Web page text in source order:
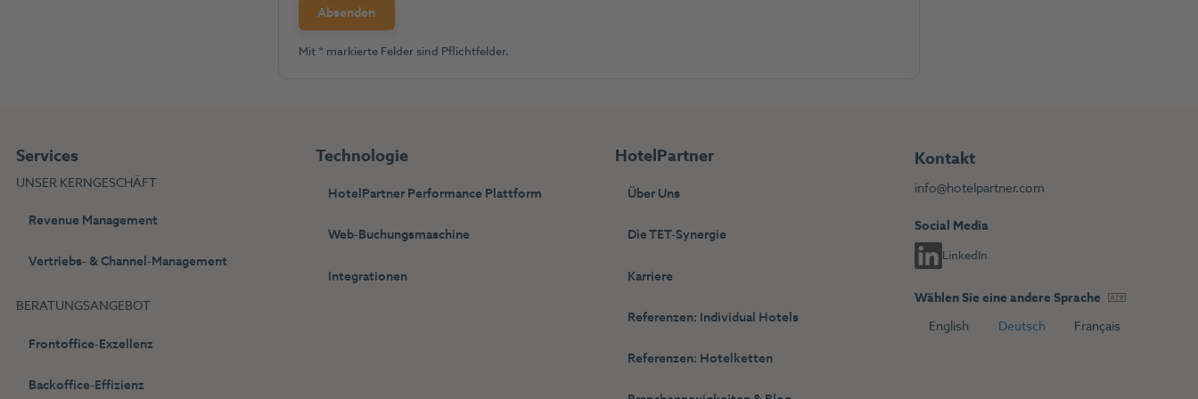
Mit * markierte Felder sind Pflichtfelder.
Services
UNSER KERNGESCHÄFT
Revenue Management
Vertriebs- & Channel-Management
BERATUNGSANGEBOT
Frontoffice-Exzellenz
Backoffice-Effizienz
Technologie
HotelPartner Performance Plattform
Web-Buchungsmaschine
Integrationen
HotelPartner
Über Uns
Die TET-Synergie
Karriere
Referenzen: Individual Hotels
Referenzen: Hotelketten
Kontakt
info@hotelpartner.com
Social Media
LinkedIn
Wählen Sie eine andere Sprache
English
Deutsch Français